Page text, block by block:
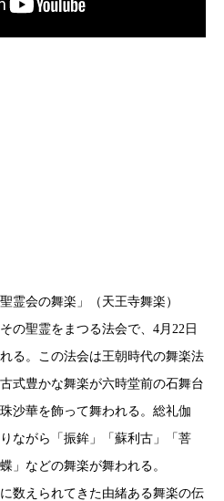
霊会の舞楽」（天王寺舞楽）
の聖霊をまつる法会で、4月22日
る。この法会は王朝時代の舞楽法
式豊かな舞楽が六時堂前の石舞台
沙華を飾って舞われる。総礼伽
ながら「振鉾」「蘇利古」「菩
」などの舞楽が舞われる。
数えられてきた由緒ある舞楽の伝